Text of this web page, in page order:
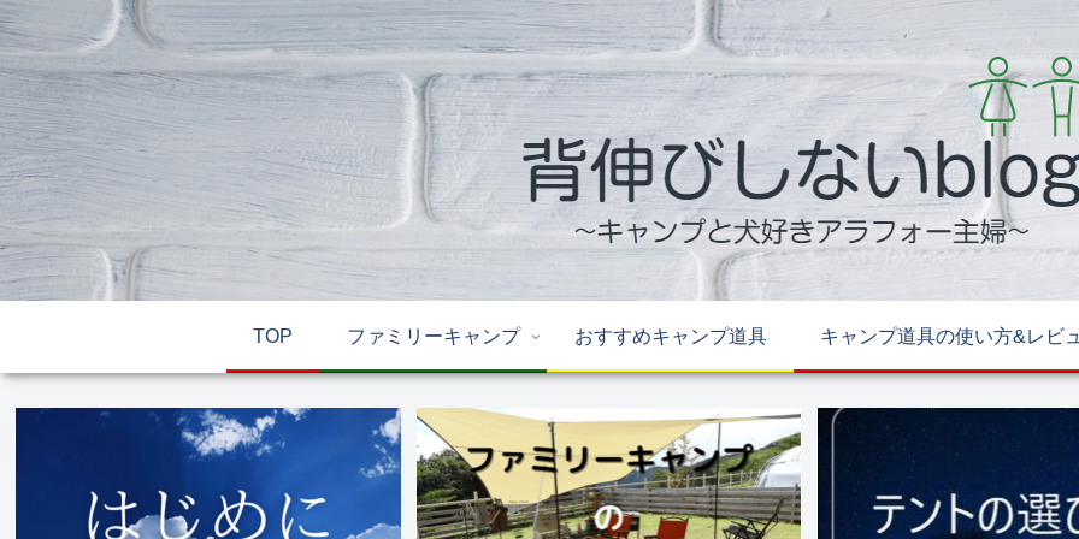
TOP ファミリーキャンプ おすすめキャンプ道具 キャンプ道具の使い方&レビ